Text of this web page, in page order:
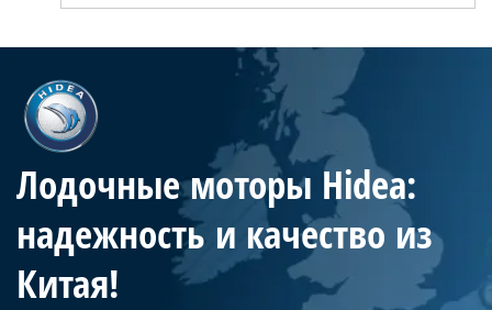
Лодочные моторы Hidea:
надежность и качество из
Китая!